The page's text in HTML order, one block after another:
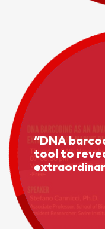
“DNA
tool to